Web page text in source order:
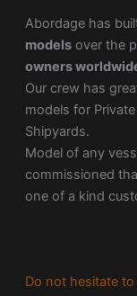
Abordage has
modelsover the
owners
Our crew has
models for
Shipyards.
Model of any
commissioned
one of a kind
Do not hesitate